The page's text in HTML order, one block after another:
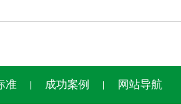
准 成功案例 网站导航